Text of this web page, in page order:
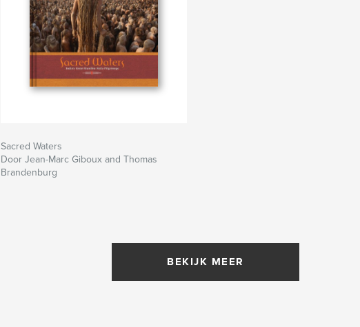
Sacred Waters
Door Jean-Marc Giboux and Thomas
Brandenburg
BEKIJK MEER